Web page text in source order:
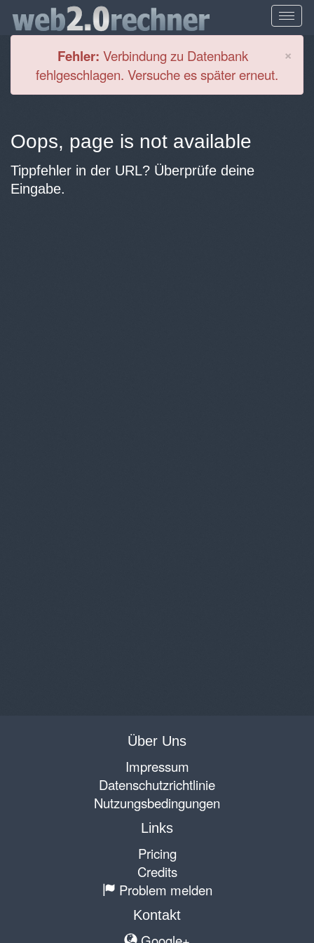
×
Fehler: Verbindung zu Datenbank
fehlgeschlagen. Versuche es später erneut.
Oops, page is not available
Tippfehler in der URL? Überprüfe deine
Eingabe.
Über Uns
Impressum
Datenschutzrichtlinie
Nutzungsbedingungen
Links
Pricing
Credits
Problem melden
Kontakt